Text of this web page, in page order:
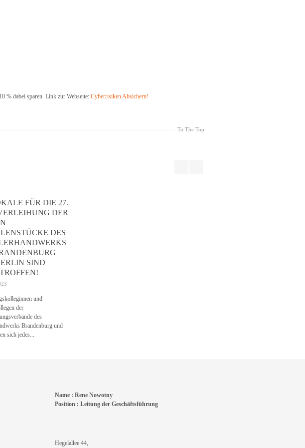
% dabei sparen. Link zur Webseite: Cyberrisiken Absichern!
To The Top
FÜR DIE 27.
DER
DES
SIND
und
der
des
Brandenburg und
sich jedes...
Name : Rene Nowotny
Position : Leitung der Geschäftsführung
Hegelallee 44,